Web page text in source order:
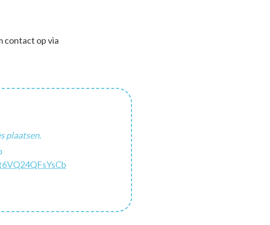
contact op via
plaatsen.